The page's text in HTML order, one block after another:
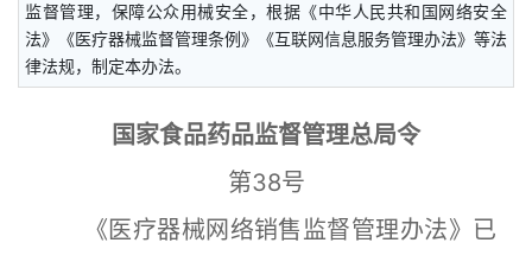
监督管理，保障公众用械安全，根据《中华人民共和国网络安全
法》《医疗器械监督管理条例》《互联网信息服务管理办法》等法
律法规，制定本办法。
国家食品药品监督管理总局令
第38号
《医疗器械网络销售监督管理办法》已